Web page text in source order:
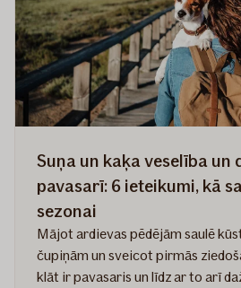
Suņa un kaķa veselība un
pavasarī: 6 ieteikumi, kā
sezonai
Mājot ardievas pēdējām saulē
čupiņām un sveicot pirmās
klāt ir pavasaris un līdz ar to arī